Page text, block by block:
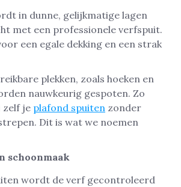
in dunne, gelijkmatige lagen
met een professionele verfspuit.
een egale dekking en een strak
plekken, zoals hoeken en
nauwkeurig gespoten. Zo
zelf je plafond spuiten zonder
Dit is wat we noemen
schoonmaak
wordt de verf gecontroleerd